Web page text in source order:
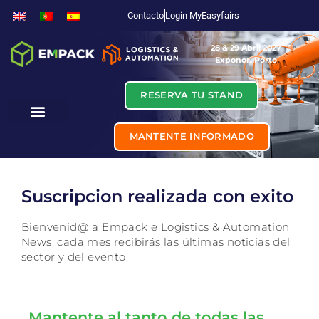
Contacto Login MyEasyfairs
28 & 29 Abril 2027
Exponor, Porto
RESERVA TU STAND
MANTENTE INFORMADO
Suscripcion realizada con exito
Bienvenid@ a Empack e Logistics & Automation
News, cada mes recibirás las últimas noticias del
sector y del evento.